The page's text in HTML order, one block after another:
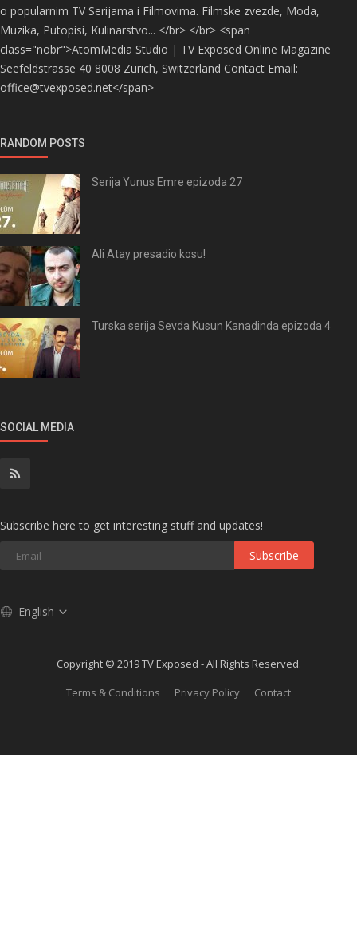
o popularnim TV Serijama i Filmovima. Filmske zvezde, Moda,
Muzika, Putopisi, Kulinarstvo... </br> </br> <span
class="nobr">AtomMedia Studio | TV Exposed Online Magazine
Seefeldstrasse 40 8008 Zürich, Switzerland Contact Email:
office@tvexposed.net</span>
RANDOM POSTS
Serija Yunus Emre epizoda 27
Ali Atay presadio kosu!
Turska serija Sevda Kusun Kanadinda epizoda 4
SOCIAL MEDIA
Subscribe here to get interesting stuff and updates!
Subscribe
English
Copyright © 2019 TV Exposed - All Rights Reserved.
Terms & Conditions
Privacy Policy Contact